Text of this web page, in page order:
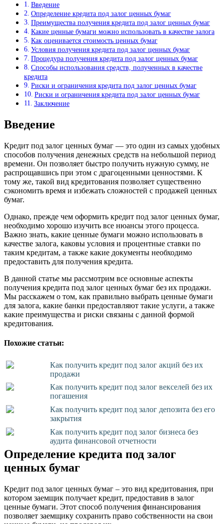
Введение
Определение кредита под залог ценных бумаг
Преимущества получения кредита под залог ценных бумаг
Какие ценные бумаги можно использовать в качестве залога
Как оценивается стоимость ценных бумаг
Условия получения кредита под залог ценных бумаг
Процедура получения кредита под залог ценных бумаг
Способы использования средств, полученных в качестве
кредита
Риски и ограничения кредита под залог ценных бумаг
Риски и ограничения кредита под залог ценных бумаг
Заключение
Введение
Кредит под залог ценных бумаг — это один из самых удобных
способов получения денежных средств на небольшой период
времени. Он позволяет быстро получить нужную сумму, не
распрощавшись при этом с драгоценными ценностями. К
тому же, такой вид кредитования позволяет существенно
сэкономить время и избежать сложностей с продажей ценных
бумаг.
Однако, прежде чем оформить кредит под залог ценных бумаг,
необходимо хорошо изучить все нюансы этого процесса.
Важно знать, какие ценные бумаги можно использовать в
качестве залога, каковы условия и процентные ставки по
таким кредитам, а также какие документы необходимо
предоставить для получения кредита.
В данной статье мы рассмотрим все основные аспекты
получения кредита под залог ценных бумаг без их продажи.
Мы расскажем о том, как правильно выбрать ценные бумаги
для залога, какие банки предоставляют такие услуги, а также
какие преимущества и риски связаны с данной формой
кредитования.
Похожие статьи:
Как получить кредит под залог акций без их
продажи
Как получить кредит под залог векселей без их
погашения
Как получить кредит под залог депозита без его
закрытия
Как получить кредит под залог бизнеса без
аудита финансовой отчетности
Определение кредита под залог
ценных бумаг
Кредит под залог ценных бумаг – это вид кредитования, при
котором заемщик получает кредит, предоставив в залог
ценные бумаги. Этот способ получения финансирования
позволяет заемщику сохранить право собственности на свои